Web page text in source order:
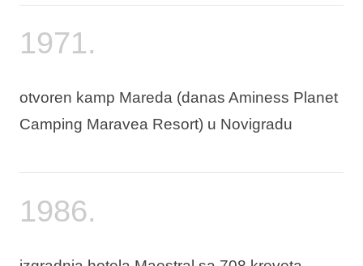
1971.
otvoren kamp Mareda (danas Aminess Planet
Camping Maravea Resort) u Novigradu
1986.